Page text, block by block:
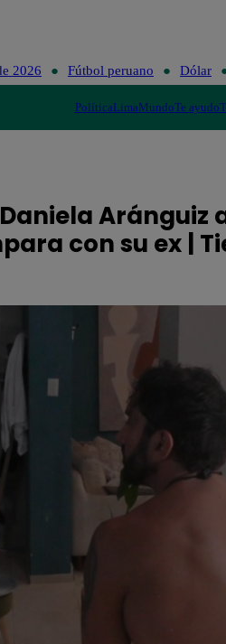
2026 Fútbol peruano Dólar
PolíticaLimaMundoTe ayudo
Aránguiz
con su ex |